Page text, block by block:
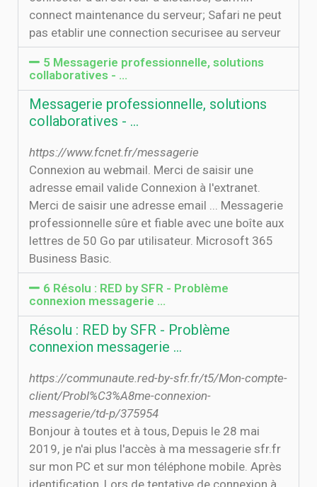
connect maintenance du serveur; Safari ne peut
pas etablir une connection securisee au serveur
5 Messagerie professionnelle, solutions
collaboratives - …
Messagerie professionnelle, solutions
collaboratives - …
https://www.fcnet.fr/messagerie
Connexion au webmail. Merci de saisir une
adresse email valide Connexion à l'extranet.
Merci de saisir une adresse email ... Messagerie
professionnelle sûre et fiable avec une boîte aux
lettres de 50 Go par utilisateur. Microsoft 365
Business Basic.
6 Résolu : RED by SFR - Problème
connexion messagerie ...
Résolu : RED by SFR - Problème
connexion messagerie ...
https://communaute.red-by-sfr.fr/t5/Mon-compte-
client/Probl%C3%A8me-connexion-
messagerie/td-p/375954
Bonjour à toutes et à tous, Depuis le 28 mai
2019, je n'ai plus l'accès à ma messagerie sfr.fr
sur mon PC et sur mon téléphone mobile. Après
identification, Lors de tentative de connexion à